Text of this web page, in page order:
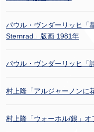
パウル・ヴンダーリッヒ「
Sternrad」版画 1981年
パウル・ヴンダーリッヒ「
村上隆「アルジャーノンに
村上隆「ウォーホル/銀」